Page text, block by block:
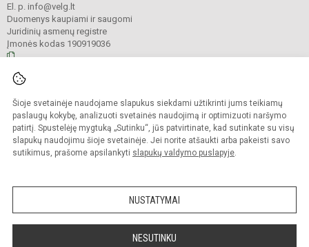
Šioje svetainėje naudojame slapukus siekdami užtikrinti jums teikiamų
paslaugų kokybę, analizuoti svetainės naudojimą ir optimizuoti naršymo
patirtį. Spustelėję mygtuką „Sutinku“, jūs patvirtinate, kad sutinkate su visų
slapukų naudojimu šioje svetainėje. Jei norite atšaukti arba pakeisti savo
sutikimus, prašome apsilankyti slapukų valdymo puslapyje.
NUSTATYMAI
NESUTINKU
El. p. info@velg.lt
Duomenys kaupiami ir saugomi
Juridinių asmenų registre
Įmonės kodas 190919036
Kopijuoti turinį be raštiško gimnazijos administracijos sutikimo griežtai
draudžiama.
Prieinamumo paraiška Slapukų valdymas
Sumanus būdas atnaujinti